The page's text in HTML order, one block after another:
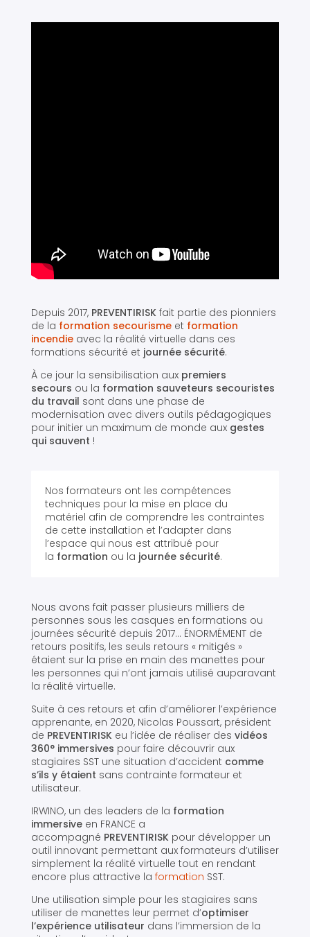
Depuis 2017, PREVENTIRISK fait partie des pionniers
de la formation secourisme et formation
incendie avec la réalité virtuelle dans ces
formations sécurité et journée sécurité.
À ce jour la sensibilisation aux premiers
secours ou la formation sauveteurs secouristes
du travail sont dans une phase de
modernisation avec divers outils pédagogiques
pour initier un maximum de monde aux gestes
qui sauvent !
Nos formateurs ont les compétences
techniques pour la mise en place du
matériel afin de comprendre les contraintes
de cette installation et l’adapter dans
l’espace qui nous est attribué pour
la formation ou la journée sécurité.
Nous avons fait passer plusieurs milliers de
personnes sous les casques en formations ou
journées sécurité depuis 2017… ÉNORMÉMENT de
retours positifs, les seuls retours « mitigés »
étaient sur la prise en main des manettes pour
les personnes qui n’ont jamais utilisé auparavant
la réalité virtuelle.
Suite à ces retours et afin d’améliorer l’expérience
apprenante, en 2020, Nicolas Poussart, président
de PREVENTIRISK eu l’idée de réaliser des vidéos
360° immersives pour faire découvrir aux
stagiaires SST une situation d’accident comme
s’ils y étaient sans contrainte formateur et
utilisateur.
IRWINO, un des leaders de la formation
immersive en FRANCE a
accompagné PREVENTIRISK pour développer un
outil innovant permettant aux formateurs d’utiliser
simplement la réalité virtuelle tout en rendant
encore plus attractive la formation SST.
Une utilisation simple pour les stagiaires sans
utiliser de manettes leur permet d’optimiser
l’expérience utilisateur dans l’immersion de la